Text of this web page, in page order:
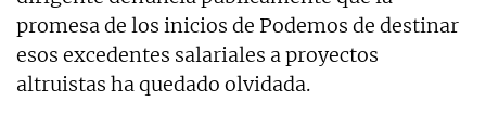
promesa de los inicios de Podemos de destinar
esos excedentes salariales a proyectos
altruistas ha quedado olvidada.